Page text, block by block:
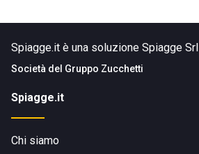
Spiagge.it è una soluzione Spiagge Srl
Società del Gruppo Zucchetti
Spiagge.it
Chi siamo